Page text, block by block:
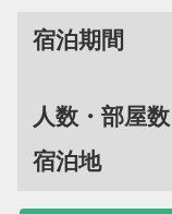
宿泊期間
人数・部屋数
宿泊地